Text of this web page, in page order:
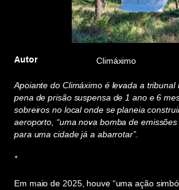
Autor Climáximo
Apoiante do Climáximo é levada a tribunal
pena de prisão suspensa de 1 ano e 6
sobreiros no local onde se planeia
aeroporto, “uma nova bomba de
para uma cidade já a abarrotar”.
*
Em maio de 2025, houve “uma ação